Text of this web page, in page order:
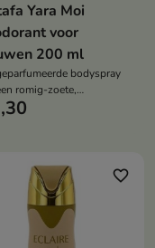
Yara Moi
voor
200 ml
bodyspray
romig-zoete,
geur van melk,
favorite_border